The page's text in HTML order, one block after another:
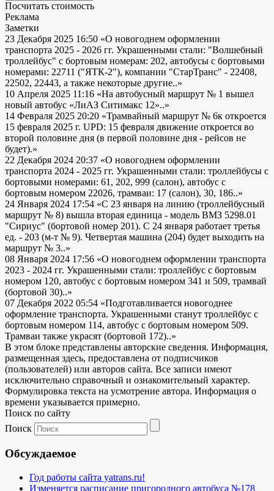
Посчитать стоимость
Реклама
Заметки
23 Декабря 2025 16:50 «О новогоднем оформлении
транспорта 2025 - 2026 гг. Украшенными стали: "Волшебный
троллейбус" с бортовым номерам: 202, автобусы с бортовыми
номерами: 22711 ("ЯТК-2"), компании "СтарТранс" - 22408,
22502, 22443, а также некоторые другие..»
10 Апреля 2025 11:16 «На автобусный маршрут № 1 вышел
новый автобус «ЛиАЗ Ситимакс 12»..»
14 Февраля 2025 20:20 «Трамвайный маршрут № 6к откроется
15 февраля 2025 г. UPD: 15 февраля движение откроется во
второй половине дня (в первой половине дня - рейсов не
будет).»
22 Декабря 2024 20:37 «О новогоднем оформлении
транспорта 2024 - 2025 гг. Украшенными стали: троллейбусы с
бортовыми номерами: 61, 202, 999 (салон), автобус с
бортовым номером 22026, трамваи: 17 (салон), 30, 186..»
24 Января 2024 17:54 «С 23 января на линию (троллейбусный
маршрут № 8) вышла вторая единица - модель ВМЗ 5298.01
"Сириус" (бортовой номер 201). С 24 января работает третья
ед. - 203 (м-т № 9). Четвертая машина (204) будет выходить на
маршрут № 3..»
08 Января 2024 17:56 «О новогоднем оформлении транспорта
2023 - 2024 гг. Украшенными стали: троллейбус с бортовым
номером 120, автобус с бортовым номером 341 и 509, трамвай
(бортовой 30)..»
07 Декабря 2022 05:54 «Подготавливается новогоднее
оформление транспорта. Украшенными станут троллейбус с
бортовым номером 114, автобус с бортовым номером 509.
Трамваи также украсят (бортовой 172)..»
В этом блоке представлены авторские сведения. Информация,
размещенная здесь, предоставлена от подписчиков
(пользователей) или авторов сайта. Все записи имеют
исключительно справочный и ознакомительный характер.
Формулировка текста на усмотрение автора. Информация о
времени указывается примерно.
Поиск по сайту
Поиск
Обсуждаемое
Год работы сайта yatrans.ru!
Изменяется расписание пригородного автобуса №178